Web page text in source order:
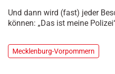
Und dann wird (fast) jeder
können: „Das ist meine
Mecklenburg-Vorpommern